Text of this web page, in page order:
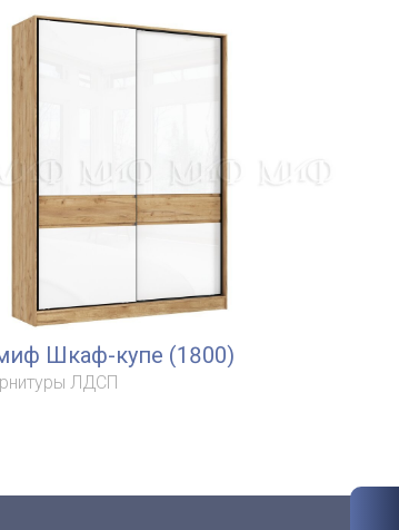
Шкаф-купе (1800)
ЛДСП